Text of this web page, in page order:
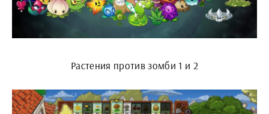
Растения против зомби 1 и 2